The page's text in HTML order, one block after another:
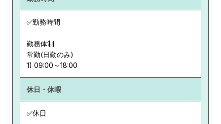
✅勤務時間
勤務体制
常勤(日勤のみ)
休日・休暇
✅休日